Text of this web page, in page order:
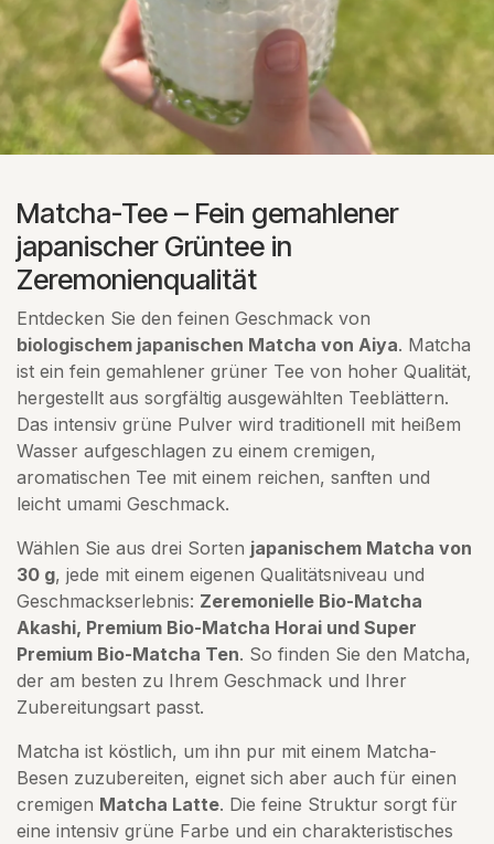
Matcha-Tee – Fein gemahlener
japanischer Grüntee in
Zeremonienqualität
Entdecken Sie den feinen Geschmack von
biologischem japanischen Matcha von Aiya. Matcha
ist ein fein gemahlener grüner Tee von hoher Qualität,
hergestellt aus sorgfältig ausgewählten Teeblättern.
Das intensiv grüne Pulver wird traditionell mit heißem
Wasser aufgeschlagen zu einem cremigen,
aromatischen Tee mit einem reichen, sanften und
leicht umami Geschmack.
Wählen Sie aus drei Sorten japanischem Matcha von
30 g, jede mit einem eigenen Qualitätsniveau und
Geschmackserlebnis: Zeremonielle Bio-Matcha
Akashi, Premium Bio-Matcha Horai und Super
Premium Bio-Matcha Ten. So finden Sie den Matcha,
der am besten zu Ihrem Geschmack und Ihrer
Zubereitungsart passt.
Matcha ist köstlich, um ihn pur mit einem Matcha-
Besen zuzubereiten, eignet sich aber auch für einen
cremigen Matcha Latte. Die feine Struktur sorgt für
eine intensiv grüne Farbe und ein charakteristisches